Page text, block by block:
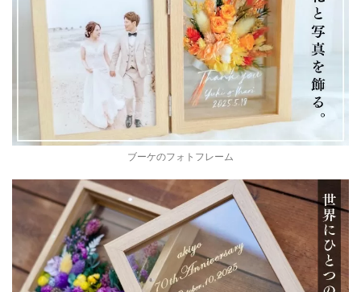
ブーケのフォトフレーム